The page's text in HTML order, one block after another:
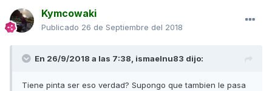
Kymcowaki
Publicado 26 de Septiembre del 2018
En 26/9/2018 a las 7:38, ismaelnu83 dijo:
Tiene pinta ser eso verdad? Supongo que tambien le pasa